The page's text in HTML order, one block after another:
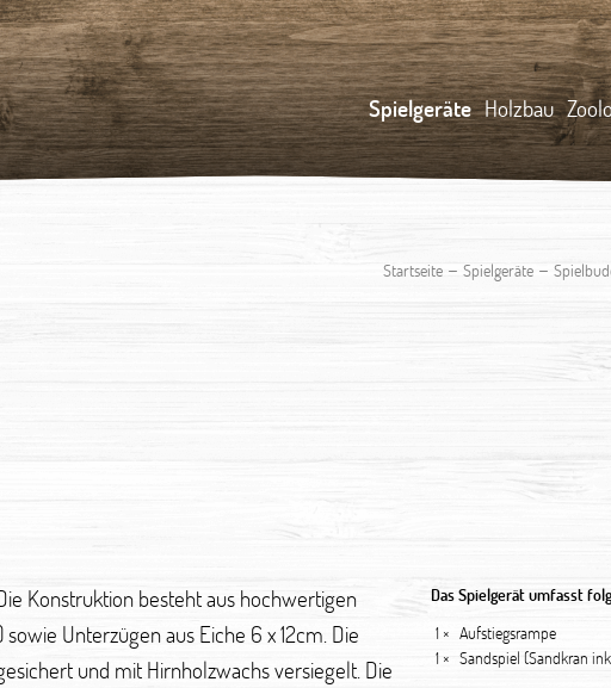
Spielgeräte Holzbau
Startseite – Spielgeräte –
Konstruktion besteht aus hochwertigen
Unterzügen aus Eiche 6 x 12cm. Die
und mit Hirnholzwachs versiegelt. Die
Das Spielgerät umfasst
1 × Aufstiegsrampe
1 × Sandspiel (Sandkran